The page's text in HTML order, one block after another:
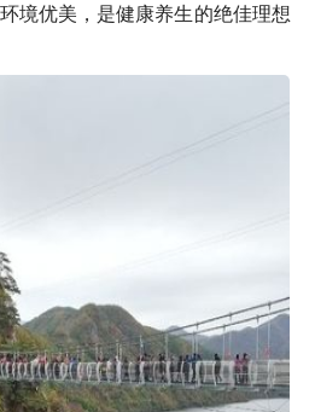
境优美，是健康养生的绝佳理想